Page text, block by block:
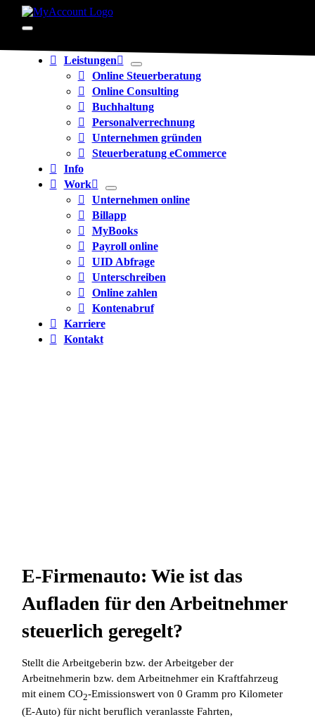
Zum
Inhalt
Toggle
Leistungen
Online Steuerberatung
Online Consulting
Buchhaltung
Personalverrechnung
Unternehmen gründen
Steuerberatung eCommerce
Info
Work
Unternehmen online
Billapp
MyBooks
Payroll online
UID Abfrage
Unterschreiben
Online zahlen
Kontenabruf
Karriere
Kontakt
E-Firmenauto: Wie ist das
Aufladen für den Arbeitnehmer
steuerlich geregelt?
Stellt die Arbeitgeberin bzw. der Arbeitgeber der
Arbeitnehmerin bzw. dem Arbeitnehmer ein Kraftfahrzeug
mit einem CO2-Emissionswert von 0 Gramm pro Kilometer
(E-Auto) für nicht beruflich veranlasste Fahrten,